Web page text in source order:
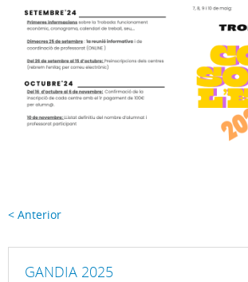
< Anterior
GANDIA 2025